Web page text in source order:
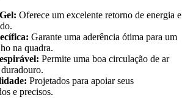
Oferece um excelente retorno de energia e
Garante uma aderência ótima para um
na quadra.
Permite uma boa circulação de ar
Projetados para apoiar seus
e precisos.